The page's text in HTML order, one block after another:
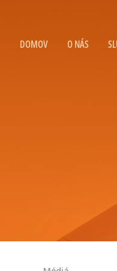
DOMOV O NÁS